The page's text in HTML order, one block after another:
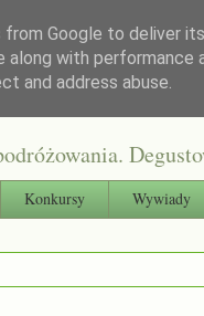
Konkursy Wywiady
Google to deliver
along with
and address abuse.